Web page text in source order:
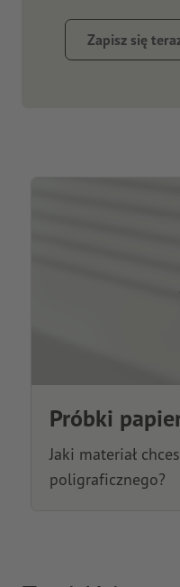
Zapisz się
Próbki
Jaki materiał
poligraficznego?